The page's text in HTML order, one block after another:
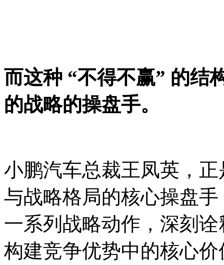
而这种 “不得不赢” 的结
的战略的操盘手。
小鹏汽车总裁王凤英，
与战略格局的核心操盘
一系列战略动作，深刻
构建竞争优势中的核心